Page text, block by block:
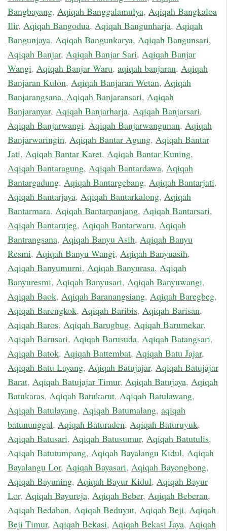
Bangbayang, Aqiqah Banggalamulya, Aqiqah Bangkaloa
Ilir, Aqiqah Bangodua, Aqiqah Bangunharja, Aqiqah
Bangunjaya, Aqiqah Bangunkarya, Aqiqah Bangunsari,
Aqiqah Banjar, Aqiqah Banjar Sari, Aqiqah Banjar
Wangi, Aqiqah Banjar Waru, aqiqah banjaran, Aqiqah
Banjaran Kulon, Aqiqah Banjaran Wetan, Aqiqah
Banjarangsana, Aqiqah Banjaransari, Aqiqah
Banjaranyar, Aqiqah Banjarharja, Aqiqah Banjarsari,
Aqiqah Banjarwangi, Aqiqah Banjarwangunan, Aqiqah
Banjarwaringin, Aqiqah Bantar Agung, Aqiqah Bantar
Jati, Aqiqah Bantar Karet, Aqiqah Bantar Kuning,
Aqiqah Bantaragung, Aqiqah Bantardawa, Aqiqah
Bantargadung, Aqiqah Bantargebang, Aqiqah Bantarjati,
Aqiqah Bantarjaya, Aqiqah Bantarkalong, Aqiqah
Bantarmara, Aqiqah Bantarpanjang, Aqiqah Bantarsari,
Aqiqah Bantarujeg, Aqiqah Bantarwaru, Aqiqah
Bantrangsana, Aqiqah Banyu Asih, Aqiqah Banyu
Resmi, Aqiqah Banyu Wangi, Aqiqah Banyuasih,
Aqiqah Banyumurni, Aqiqah Banyurasa, Aqiqah
Banyuresmi, Aqiqah Banyusari, Aqiqah Banyuwangi,
Aqiqah Baok, Aqiqah Baranangsiang, Aqiqah Baregbeg,
Aqiqah Barengkok, Aqiqah Baribis, Aqiqah Barisan,
Aqiqah Baros, Aqiqah Barugbug, Aqiqah Barumekar,
Aqiqah Barusari, Aqiqah Barusuda, Aqiqah Batangsari,
Aqiqah Batok, Aqiqah Battembat, Aqiqah Batu Jajar,
Aqiqah Batu Layang, Aqiqah Batujajar, Aqiqah Batujajar
Barat, Aqiqah Batujajar Timur, Aqiqah Batujaya, Aqiqah
Batukaras, Aqiqah Batukarut, Aqiqah Batulawang,
Aqiqah Batulayang, Aqiqah Batumalang, aqiqah
batununggal, Aqiqah Baturaden, Aqiqah Baturuyuk,
Aqiqah Batusari, Aqiqah Batusumur, Aqiqah Batutulis,
Aqiqah Batutumpang, Aqiqah Bayalangu Kidul, Aqiqah
Bayalangu Lor, Aqiqah Bayasari, Aqiqah Bayongbong,
Aqiqah Bayuning, Aqiqah Bayur Kidul, Aqiqah Bayur
Lor, Aqiqah Bayureja, Aqiqah Beber, Aqiqah Beberan,
Aqiqah Bedahan, Aqiqah Beduyut, Aqiqah Beji, Aqiqah
Beji Timur, Aqiqah Bekasi, Aqiqah Bekasi Jaya, Aqiqah